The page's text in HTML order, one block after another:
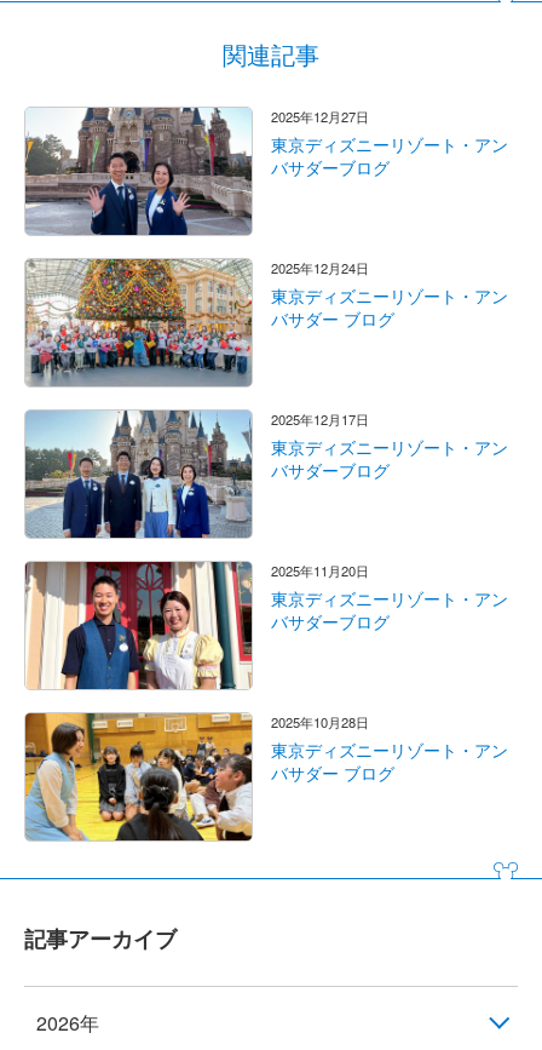
関連記事
2025年12月27日
東京ディズニーリゾート・アン
バサダーブログ
2025年12月24日
東京ディズニーリゾート・アン
バサダー ブログ
2025年12月17日
東京ディズニーリゾート・アン
バサダーブログ
2025年11月20日
東京ディズニーリゾート・アン
バサダーブログ
2025年10月28日
東京ディズニーリゾート・アン
バサダー ブログ
記事アーカイブ
2026年